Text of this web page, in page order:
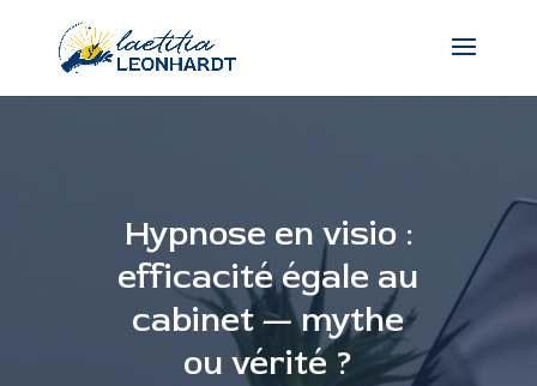
Hypnose en visio :
efficacité égale au
cabinet — mythe
ou vérité ?